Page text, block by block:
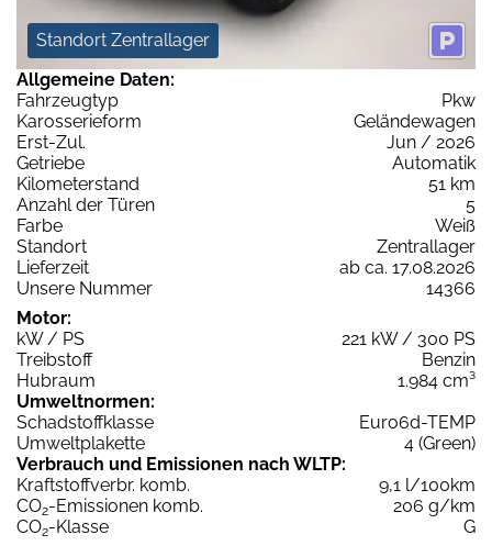
Standort Zentrallager
Allgemeine Daten:
Fahrzeugtyp
Pkw
Karosserieform
Geländewagen
Erst-Zul.
Jun / 2026
Getriebe
Automatik
Kilometerstand
51 km
Anzahl der Türen
5
Farbe
Weiß
Standort
Zentrallager
Lieferzeit
ab ca. 17.08.2026
Unsere Nummer
14366
Motor:
kW / PS
221 kW / 300 PS
Treibstoff
Benzin
Hubraum
1.984 cm³
Umweltnormen:
Schadstoffklasse
Euro6d-TEMP
Umweltplakette
4 (Green)
Verbrauch und Emissionen nach WLTP:
Kraftstoffverbr. komb.
9,1 l/100km
CO2-Emissionen komb.
206 g/km
CO2-Klasse
G